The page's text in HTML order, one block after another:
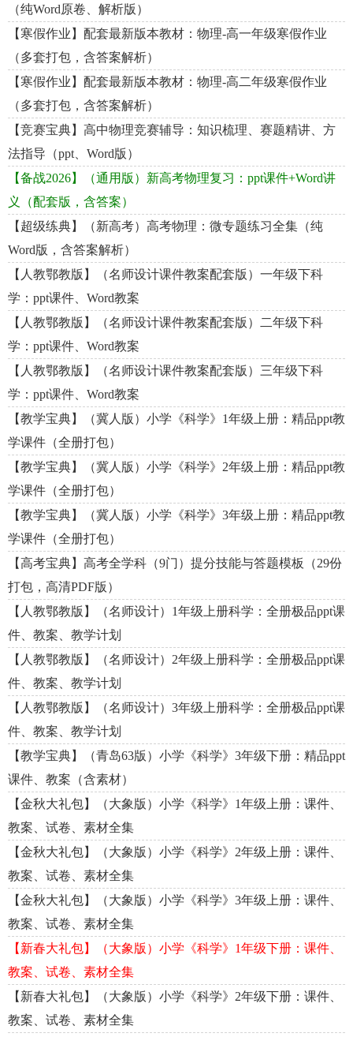
（纯Word原卷、解析版）
【寒假作业】配套最新版本教材：物理-高一年级寒假作业
（多套打包，含答案解析）
【寒假作业】配套最新版本教材：物理-高二年级寒假作业
（多套打包，含答案解析）
【竞赛宝典】高中物理竞赛辅导：知识梳理、赛题精讲、方
法指导（ppt、Word版）
【备战2026】（通用版）新高考物理复习：ppt课件+Word讲
义（配套版，含答案）
【超级练典】（新高考）高考物理：微专题练习全集（纯
Word版，含答案解析）
【人教鄂教版】（名师设计课件教案配套版）一年级下科
学：ppt课件、Word教案
【人教鄂教版】（名师设计课件教案配套版）二年级下科
学：ppt课件、Word教案
【人教鄂教版】（名师设计课件教案配套版）三年级下科
学：ppt课件、Word教案
【教学宝典】（冀人版）小学《科学》1年级上册：精品ppt教
学课件（全册打包）
【教学宝典】（冀人版）小学《科学》2年级上册：精品ppt教
学课件（全册打包）
【教学宝典】（冀人版）小学《科学》3年级上册：精品ppt教
学课件（全册打包）
【高考宝典】高考全学科（9门）提分技能与答题模板（29份
打包，高清PDF版）
【人教鄂教版】（名师设计）1年级上册科学：全册极品ppt课
件、教案、教学计划
【人教鄂教版】（名师设计）2年级上册科学：全册极品ppt课
件、教案、教学计划
【人教鄂教版】（名师设计）3年级上册科学：全册极品ppt课
件、教案、教学计划
【教学宝典】（青岛63版）小学《科学》3年级下册：精品ppt
课件、教案（含素材）
【金秋大礼包】（大象版）小学《科学》1年级上册：课件、
教案、试卷、素材全集
【金秋大礼包】（大象版）小学《科学》2年级上册：课件、
教案、试卷、素材全集
【金秋大礼包】（大象版）小学《科学》3年级上册：课件、
教案、试卷、素材全集
【新春大礼包】（大象版）小学《科学》1年级下册：课件、
教案、试卷、素材全集
【新春大礼包】（大象版）小学《科学》2年级下册：课件、
教案、试卷、素材全集